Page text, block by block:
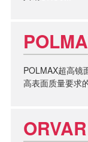
POLMAX超高镜
高表面质量要求